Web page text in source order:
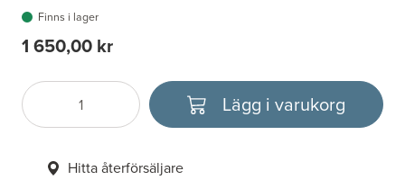
Finns i lager
1 650,00 kr
Antal
Välj enhet Lägg i varukorg
Hitta återförsäljare